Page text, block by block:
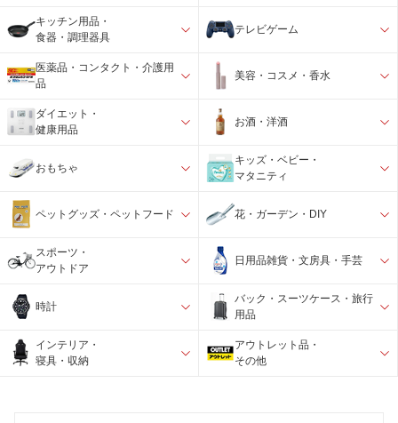
キッチン用品・
食器・調理器具
テレビゲーム
医薬品・コンタクト・介護用
品
美容・コスメ・香水
ダイエット・
健康用品
お酒・洋酒
おもちゃ
キッズ・ベビー・
マタニティ
ペットグッズ・ペットフード 花・ガーデン・DIY
スポーツ・
アウトドア
日用品雑貨・文房具・手芸
時計
バック・スーツケース・旅行
用品
インテリア・
寝具・収納
アウトレット品・
その他